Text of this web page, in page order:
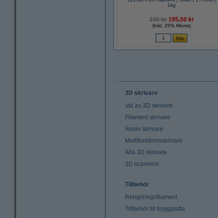
1kg
230 kr 195,50 kr
(Inkl. 25% Moms)
3D skrivare
Val av 3D skrivare
Filament skrivare
Resin skrivare
Multifunktionsskrivare
Alla 3D skrivare
3D scanners
Tillbehör
Rengöringsfilament
Tillbehör till byggplatta